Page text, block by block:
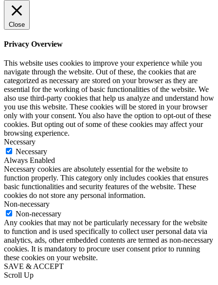
Close
Privacy Overview
This website uses cookies to improve your experience while you
navigate through the website. Out of these, the cookies that are
categorized as necessary are stored on your browser as they are
essential for the working of basic functionalities of the website. We
also use third-party cookies that help us analyze and understand how
you use this website. These cookies will be stored in your browser
only with your consent. You also have the option to opt-out of these
cookies. But opting out of some of these cookies may affect your
browsing experience.
Necessary
Necessary
Always Enabled
Necessary cookies are absolutely essential for the website to
function properly. This category only includes cookies that ensures
basic functionalities and security features of the website. These
cookies do not store any personal information.
Non-necessary
Non-necessary
Any cookies that may not be particularly necessary for the website
to function and is used specifically to collect user personal data via
analytics, ads, other embedded contents are termed as non-necessary
cookies. It is mandatory to procure user consent prior to running
these cookies on your website.
SAVE & ACCEPT
Scroll Up